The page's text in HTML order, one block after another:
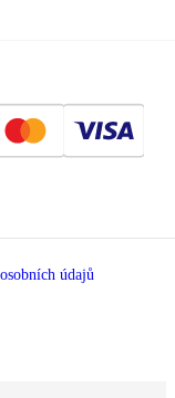
údajů